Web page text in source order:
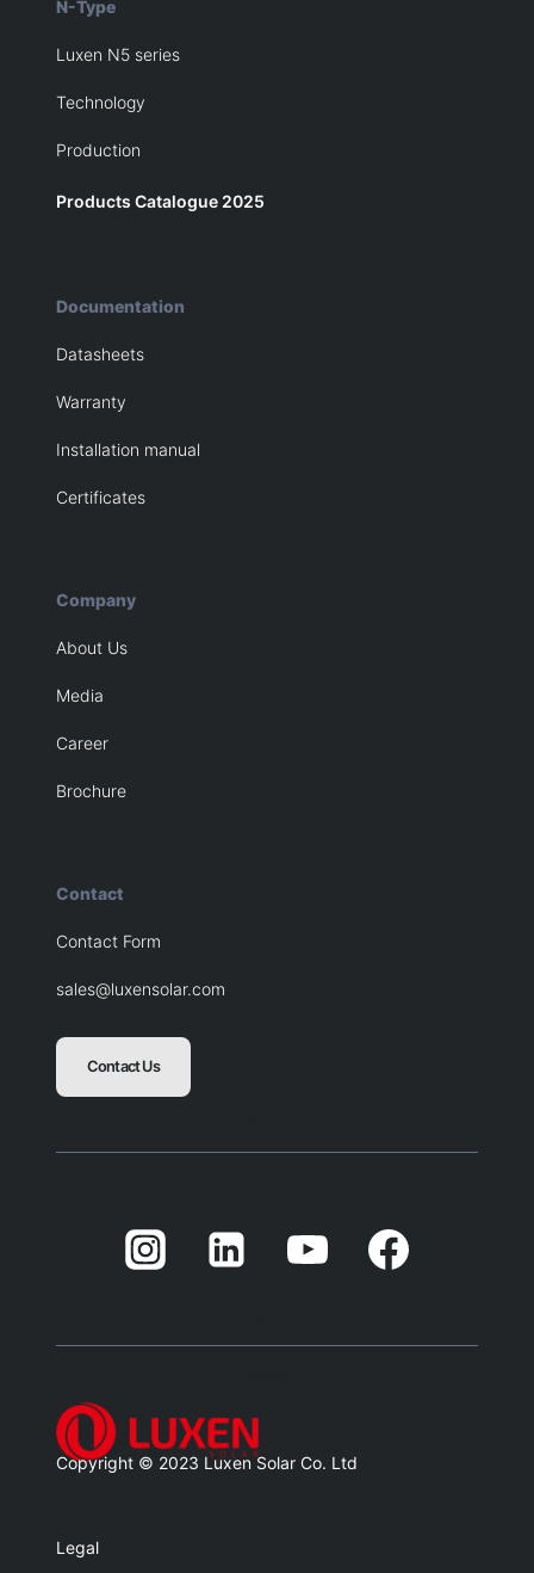
N-Type
Luxen N5 series
Technology
Production
Products Catalogue 2025
Documentation
Datasheets
Warranty
Installation manual
Certificates
Company
About Us
Media
Career
Brochure
Contact
Contact Form
sales@luxensolar.com
Contact Us
Copyright © 2023 Luxen Solar Co. Ltd
Legal